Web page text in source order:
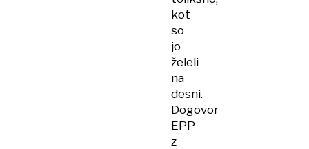
kot
so
jo
želeli
na
desni.
Dogovor
EPP
z